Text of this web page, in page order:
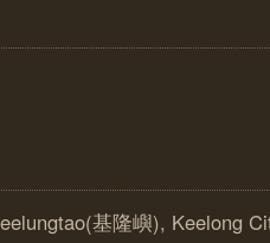
基隆嶼), Keelong